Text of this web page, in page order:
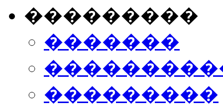
���������
�������
���������